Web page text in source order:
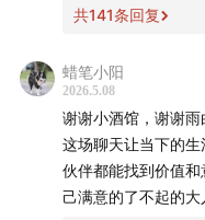
🟤 03 小猫
花了 30 万，我
共141条回复
蜡笔小阳
2026.5.08
谢谢小酒馆，谢谢雨
这场聊天让当下的
伙伴都能找到价值
己满意的了不起的大